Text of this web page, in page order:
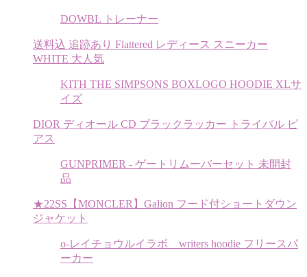
DOWBL トレーナー
送料込 追跡あり Flattered レディース スニーカー
WHITE 大人気
KITH THE SIMPSONS BOXLOGO HOODIE XLサ
イズ
DIOR ディオール CD ブラックラッカー トライバル ピ
アス
GUNPRIMER - ゲートリムーバーセット 未開封
品
★22SS【MONCLER】Galion フード付ショートダウン
ジャケット
o-レイチョウルイラボ writers hoodie フリースパ
ーカー